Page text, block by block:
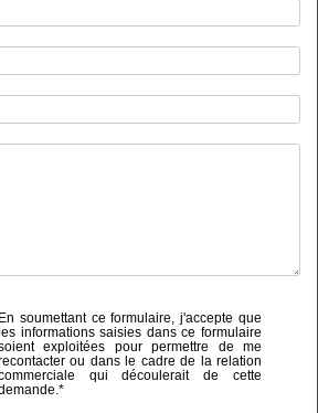
En soumettant ce formulaire, j'accepte que
les informations saisies dans ce formulaire
exploitées pour permettre de me
ou dans le cadre de la relation
qui découlerait de cette
*